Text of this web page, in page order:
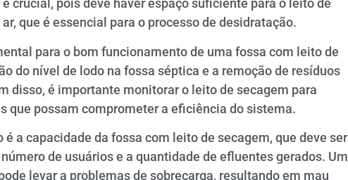
crucial, pois deve haver espaço suficiente para o leito de
que é essencial para o processo de desidratação.
para o bom funcionamento de uma fossa com leito de
do nível de lodo na fossa séptica e a remoção de resíduos
disso, é importante monitorar o leito de secagem para
que possam comprometer a eficiência do sistema.
é a capacidade da fossa com leito de secagem, que deve ser
de usuários e a quantidade de efluentes gerados. Um
levar a problemas de sobrecarga, resultando em mau